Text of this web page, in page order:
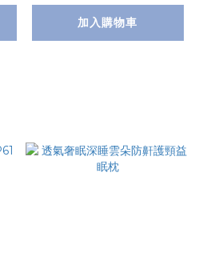
加入購物車